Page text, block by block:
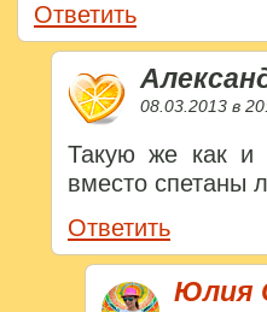
Ответить
08.03.2013 в
Такую же как и
вместо спетаны
Ответить
Юлия